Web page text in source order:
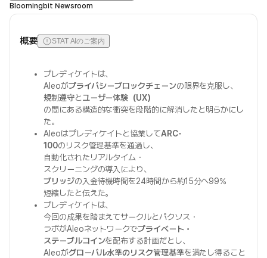
Bloomingbit Newsroom
概要 STAT AIのご案内
プレディケイトは、
Aleoがプライバシーブロックチェーンの限界を克服し、
規制遵守とユーザー体験（UX）
の間にある構造的な衝突を段階的に解消したと明らかにし
た。
Aleoはプレディケイトと協業してARC-
100のリスク管理基準を通過し、
自動化されたリアルタイム・
スクリーニングの導入により、
ブリッジの入金待機時間を24時間から約15分へ99%
短縮したと伝えた。
プレディケイトは、
今回の成果を踏まえてサークルとパクソス・
ラボがAleoネットワークでプライベート・
ステーブルコインを配布する計画だとし、
Aleoがグローバル水準のリスク管理基準を満たし得ること